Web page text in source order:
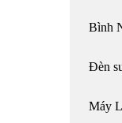
Bình
Đèn
Máy